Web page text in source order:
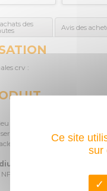
des Avis des
crv :
de clés constitué des
et desserrages.
sans être obligé de quitter
ISO 2936
Ce site
sur